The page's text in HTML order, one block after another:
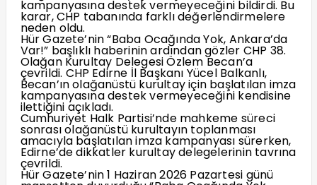
kampanyasına destek vermeyeceğini bildirdi. Bu
karar, CHP tabanında farklı değerlendirmelere
neden oldu.
Hür Gazete’nin “Baba Ocağında Yok, Ankara’da
Var!” başlıklı haberinin ardından gözler CHP 38.
Olağan Kurultay Delegesi Özlem Becan’a
çevrildi. CHP Edirne İl Başkanı Yücel Balkanlı,
Becan’ın olağanüstü kurultay için başlatılan imza
kampanyasına destek vermeyeceğini kendisine
ilettiğini açıkladı.
Cumhuriyet Halk Partisi’nde mahkeme süreci
sonrası olağanüstü kurultayın toplanması
amacıyla başlatılan imza kampanyası sürerken,
Edirne’de dikkatler kurultay delegelerinin tavrına
çevrildi.
Hür Gazete’nin 1 Haziran 2026 Pazartesi günü